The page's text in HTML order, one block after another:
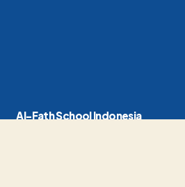
Al-Fath School Indonesia